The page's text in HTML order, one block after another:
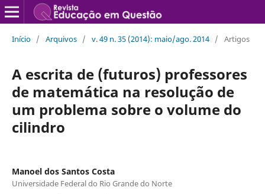
Início / Arquivos / v. 49 n. 35 (2014): maio/ago. 2014 / Artigos
A escrita de (futuros) professores
de matemática na resolução de
um problema sobre o volume do
cilindro
Manoel dos Santos Costa
Universidade Federal do Rio Grande do Norte